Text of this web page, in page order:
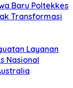
Baru Poltekkes
Transformasi
Layanan
Nasional